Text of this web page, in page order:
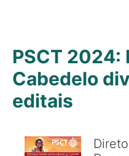
PSCT 2024:
Cabedelo
editais